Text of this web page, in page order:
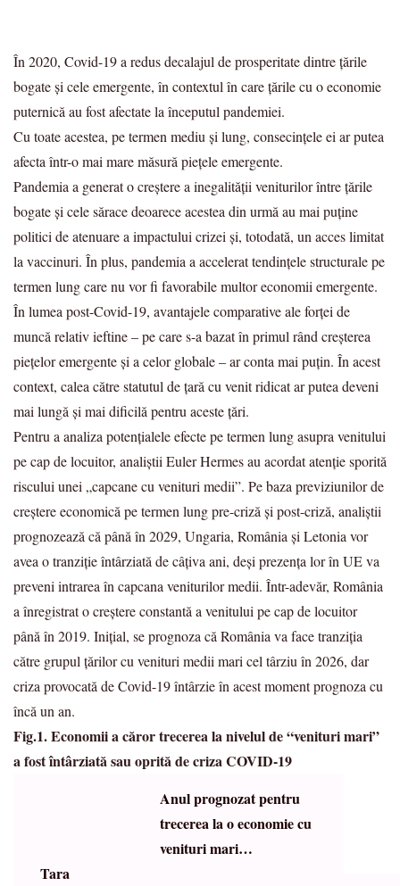
În 2020, Covid-19 a redus decalajul de prosperitate dintre țările
bogate și cele emergente, în contextul în care țările cu o economie
puternică au fost afectate la începutul pandemiei.
Cu toate acestea, pe termen mediu și lung, consecințele ei ar putea
afecta într-o mai mare măsură piețele emergente.
Pandemia a generat o creștere a inegalității veniturilor între țările
bogate și cele sărace deoarece acestea din urmă au mai puține
politici de atenuare a impactului crizei și, totodată, un acces limitat
la vaccinuri. În plus, pandemia a accelerat tendințele structurale pe
termen lung care nu vor fi favorabile multor economii emergente.
În lumea post-Covid-19, avantajele comparative ale forței de
muncă relativ ieftine – pe care s-a bazat în primul rând creșterea
piețelor emergente și a celor globale – ar conta mai puțin. În acest
context, calea către statutul de țară cu venit ridicat ar putea deveni
mai lungă și mai dificilă pentru aceste țări.
Pentru a analiza potențialele efecte pe termen lung asupra venitului
pe cap de locuitor, analiștii Euler Hermes au acordat atenție sporită
riscului unei „capcane cu venituri medii”. Pe baza previziunilor de
creștere economică pe termen lung pre-criză și post-criză, analiștii
prognozează că până în 2029, Ungaria, România și Letonia vor
avea o tranziție întârziată de câțiva ani, deși prezența lor în UE va
preveni intrarea în capcana veniturilor medii. Într-adevăr, România
a înregistrat o creștere constantă a venitului pe cap de locuitor
până în 2019. Inițial, se prognoza că România va face tranziția
către grupul țărilor cu venituri medii mari cel târziu în 2026, dar
criza provocată de Covid-19 întârzie în acest moment prognoza cu
încă un an.
Fig.1. Economii a căror trecerea la nivelul de “venituri mari”
a fost întârziată sau oprită de criza COVID-19
Tara
Anul prognozat pentru
trecerea la o economie cu
venituri mari…